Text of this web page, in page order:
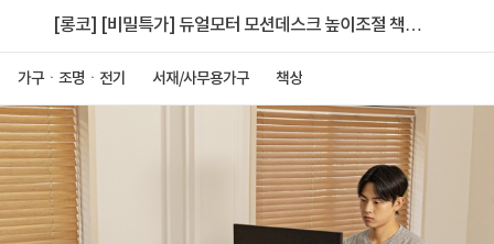
[롱코] [비밀특가] 듀얼모터 모션데스크 높이조절 책상
가구ㆍ조명ㆍ전기 서재/사무용가구 책상